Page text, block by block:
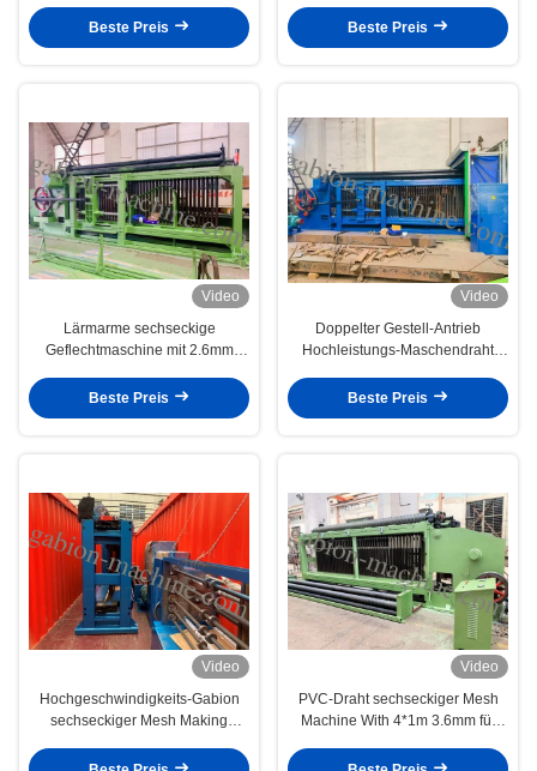
Beste Preis
Beste Preis
Video
Lärmarme sechseckige
Geflechtmaschine mit 2.6mm
Abhang
Beste Preis
Video
Doppelter Gestell-Antrieb
Hochleistungs-Maschendraht
für Straße
Beste Preis
Video
Hochgeschwindigkeits-Gabion
sechseckiger Mesh Making
Video
PVC-Draht sechseckiger Mesh
Machine With 4*1m 3.6mm für